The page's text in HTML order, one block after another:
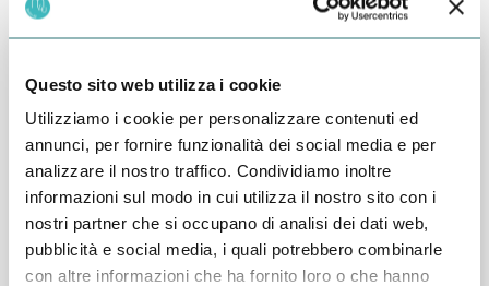
Questo sito web utilizza i cookie
Utilizziamo i cookie per personalizzare contenuti ed
annunci, per fornire funzionalità dei social media e per
analizzare il nostro traffico. Condividiamo inoltre
informazioni sul modo in cui utilizza il nostro sito con i
nostri partner che si occupano di analisi dei dati web,
pubblicità e social media, i quali potrebbero combinarle
con altre informazioni che ha fornito loro o che hanno